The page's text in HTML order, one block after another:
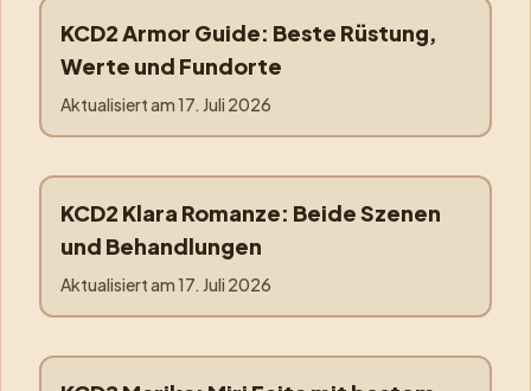
armor
KCD2 Armor Guide: Beste Rüstung,
Werte und Fundorte
Aktualisiert am17. Juli 2026
klara
KCD2 Klara Romanze: Beide Szenen
und Behandlungen
Aktualisiert am17. Juli 2026